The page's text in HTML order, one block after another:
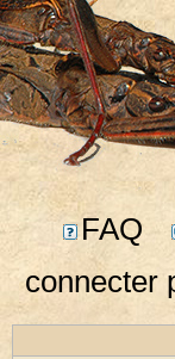
FAQ
connecter